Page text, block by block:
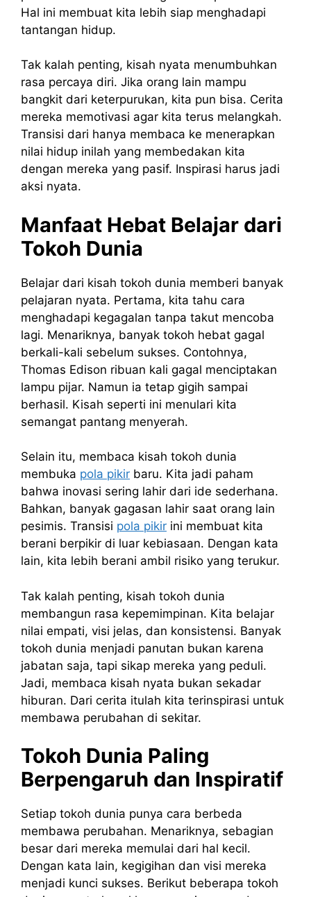
Hal ini membuat kita lebih siap menghadapi
tantangan hidup.
Tak kalah penting, kisah nyata menumbuhkan
rasa percaya diri. Jika orang lain mampu
bangkit dari keterpurukan, kita pun bisa. Cerita
mereka memotivasi agar kita terus melangkah.
Transisi dari hanya membaca ke menerapkan
nilai hidup inilah yang membedakan kita
dengan mereka yang pasif. Inspirasi harus jadi
aksi nyata.
Manfaat Hebat Belajar dari
Tokoh Dunia
Belajar dari kisah tokoh dunia memberi banyak
pelajaran nyata. Pertama, kita tahu cara
menghadapi kegagalan tanpa takut mencoba
lagi. Menariknya, banyak tokoh hebat gagal
berkali-kali sebelum sukses. Contohnya,
Thomas Edison ribuan kali gagal menciptakan
lampu pijar. Namun ia tetap gigih sampai
berhasil. Kisah seperti ini menulari kita
semangat pantang menyerah.
Selain itu, membaca kisah tokoh dunia
membuka pola pikir baru. Kita jadi paham
bahwa inovasi sering lahir dari ide sederhana.
Bahkan, banyak gagasan lahir saat orang lain
pesimis. Transisi pola pikir ini membuat kita
berani berpikir di luar kebiasaan. Dengan kata
lain, kita lebih berani ambil risiko yang terukur.
Tak kalah penting, kisah tokoh dunia
membangun rasa kepemimpinan. Kita belajar
nilai empati, visi jelas, dan konsistensi. Banyak
tokoh dunia menjadi panutan bukan karena
jabatan saja, tapi sikap mereka yang peduli.
Jadi, membaca kisah nyata bukan sekadar
hiburan. Dari cerita itulah kita terinspirasi untuk
membawa perubahan di sekitar.
Tokoh Dunia Paling
Berpengaruh dan Inspiratif
Setiap tokoh dunia punya cara berbeda
membawa perubahan. Menariknya, sebagian
besar dari mereka memulai dari hal kecil.
Dengan kata lain, kegigihan dan visi mereka
menjadi kunci sukses. Berikut beberapa tokoh